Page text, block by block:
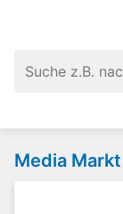
Media Markt